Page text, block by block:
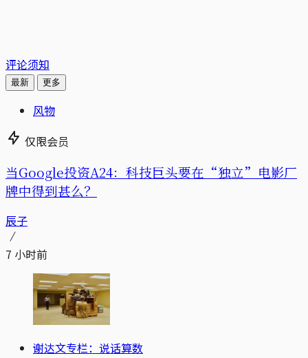
评论须知
最新 更多
风物
仅限会员
当Google投资A24：科技巨头要在“独立”电影厂
牌中得到甚么？
辰子
7 小时前
谢达文专栏：说话算数